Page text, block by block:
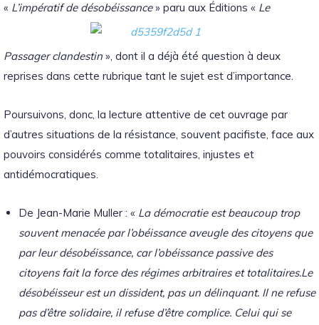
« L’impératif de désobéissance» paru aux Éditions « Le
Passager clandestin », dont il a déjà été question à deux
reprises dans cette rubrique tant le sujet est d’importance.
Poursuivons, donc, la lecture attentive de cet ouvrage par
d’autres situations de la résistance, souvent pacifiste, face aux
pouvoirs considérés comme totalitaires, injustes et
antidémocratiques.
De Jean-Marie Muller : « La démocratie est beaucoup trop
souvent menacée par l’obéissance aveugle des citoyens que
par leur désobéissance, car l’obéissance passive des
citoyens fait la force des régimes arbitraires et totalitaires.Le
désobéisseur est un dissident, pas un délinquant. Il ne refuse
pas d’être solidaire, il refuse d’être complice. Celui qui se